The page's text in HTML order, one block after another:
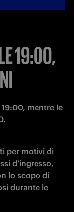
19:00,
mentre le
per motivi di
d’ingresso,
lo scopo di
durante le